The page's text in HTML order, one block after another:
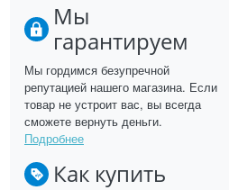
Мы
гарантируем
Мы гордимся безупречной
репутацией нашего магазина. Если
товар не устроит вас, вы всегда
сможете вернуть деньги.
Подробнее
Как купить